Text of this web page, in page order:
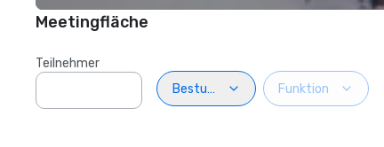
Meetingfläche
Teilnehmer
Bestuhlung
Funktion